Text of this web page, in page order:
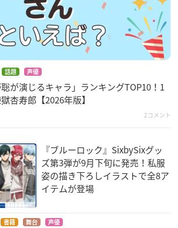
話題 声優
が演じるキャラ」ランキングTOP10！1
杏寿郎【2026年版】
2コメント
『ブルーロック』SixbySixグッ
ズ第3弾が9月下旬に発売！私服
姿の描き下ろしイラストで全8ア
イテムが登場
書籍 舞台 声優